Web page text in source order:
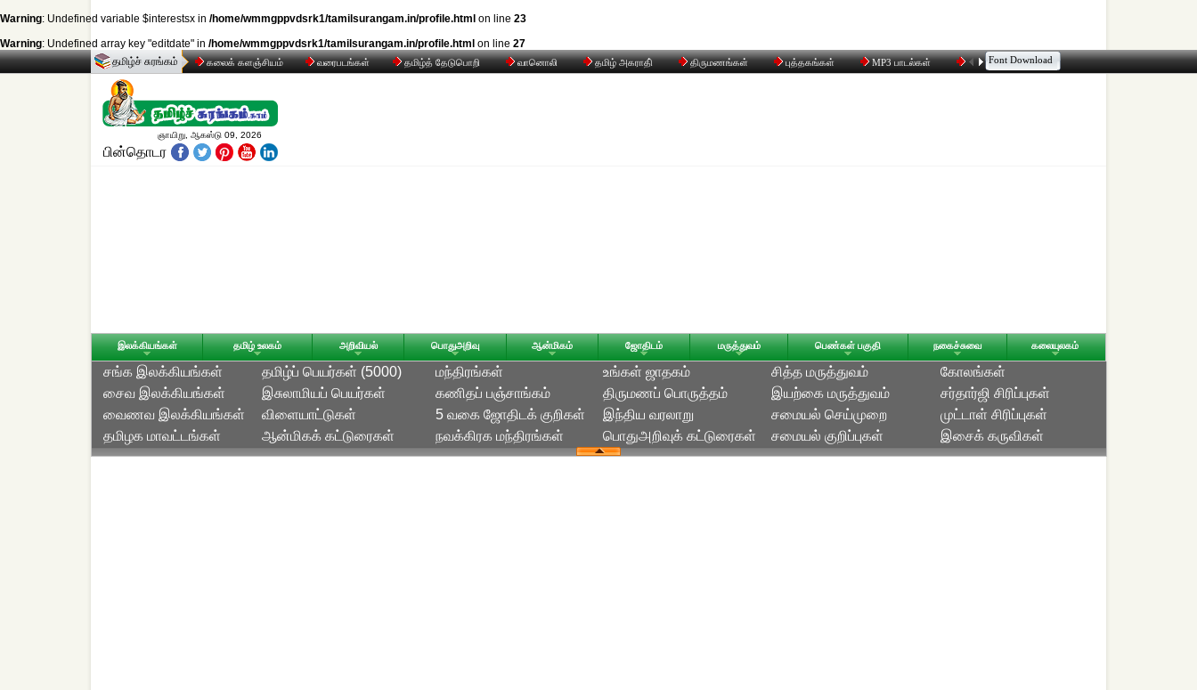
Warning: Undefined variable $interestsx in /home/wmmgppvdsrk1/tamilsurangam.in/profile.html on line 23
Warning: Undefined array key "editdate" in /home/wmmgppvdsrk1/tamilsurangam.in/profile.html on line 27
தமிழ்ச் சுரங்கம்
கலைக் களஞ்சியம் வரைபடங்கள் தமிழ்த் தேடுபொறி வானொலி தமிழ் அகராதி் திருமணங்கள் புத்தகங்கள் MP3 பாடல்கள் மின்னஞ்சல் திரட்டி உரையாடல்
Font Download
ஞாயிறு, ஆகஸ்டு 09, 2026
பின்தொடர
இலக்கியங்கள் தமிழ் உலகம் அறிவியல் பொதுஅறிவு ஆன்மிகம் ஜோதிடம் மருத்துவம் பெண்கள் பகுதி நகைச்சுவை கலையுலகம்
சங்க இலக்கியங்கள்
சைவ இலக்கியங்கள்
வைணவ இலக்கியங்கள்
தமிழக மாவட்டங்கள்
தமிழ்ப் பெயர்கள் (5000)
இசுலாமியப் பெயர்கள்
விளையாட்டுகள்
ஆன்மிகக் கட்டுரைகள்
மந்திரங்கள்
கணிதப் பஞ்சாங்கம்
5 வகை ஜோதிடக் குறிகள்
நவக்கிரக மந்திரங்கள்
உங்கள் ஜாதகம்
திருமணப் பொருத்தம்
இந்திய வரலாறு
பொதுஅறிவுக் கட்டுரைகள்
சித்த மருத்துவம்
இயற்கை மருத்துவம்
சமையல் செய்முறை
சமையல் குறிப்புகள்
கோலங்கள்
சர்தார்ஜி சிரிப்புகள்
முட்டாள் சிரிப்புகள்
இசைக் கருவிகள்